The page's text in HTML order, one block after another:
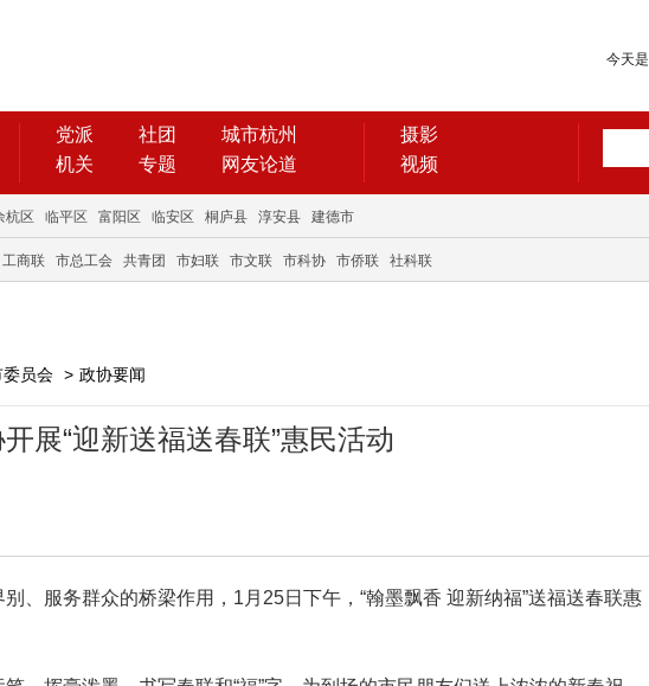
今天是
党派 社团
城市杭州
机关
专题 网友论道
摄影
视频
杭区 临平区 富阳区 临安区 桐庐县 淳安县 建德市
工商联 市总工会 共青团 市妇联 市文联 市科协 市侨联 社科联
员会 > 政协要闻
展“迎新送福送春联”惠民活动
、服务群众的桥梁作用，1月25日下午，“翰墨飘香 迎新纳福”送福送春联惠